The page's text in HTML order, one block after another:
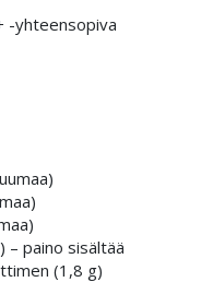
-yhteensopiva
– paino sisältää
(1,8 g)